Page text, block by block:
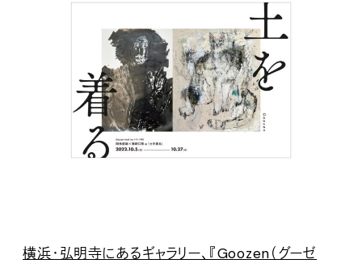
横浜・弘明寺にあるギャラリー、『Goozen（グーゼ